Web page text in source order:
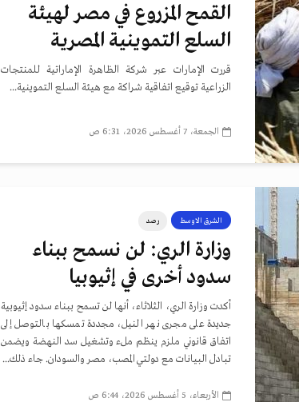
القمح المزروع في مصر لهيئة
السلع التموينية المصرية
قررت الإمارات عبر شركة الظاهرة الإماراتية للمنتجات
الزراعية توقيع اتفاقية شراكة مع هيئة السلع التموينية...
الجمعة، 7 أغسطس 2026، 6:31 ص
الشرق الاوسط رصد
وزارة الري: لن نسمح ببناء
سدود أخرى في إثيوبيا
أكدت وزارة الري، الثلاثاء، أنها لن تسمح ببناء سدود إثيوبية
جديدة على مجرى نهر النيل، مجددة تمسكها بالتوصل إلى
اتفاق قانوني ملزم ينظم ملء وتشغيل سد النهضة ويضمن
تبادل البيانات مع دولتي المصب، مصر والسودان. جاء ذلك...
الأربعاء، 5 أغسطس 2026، 6:44 ص